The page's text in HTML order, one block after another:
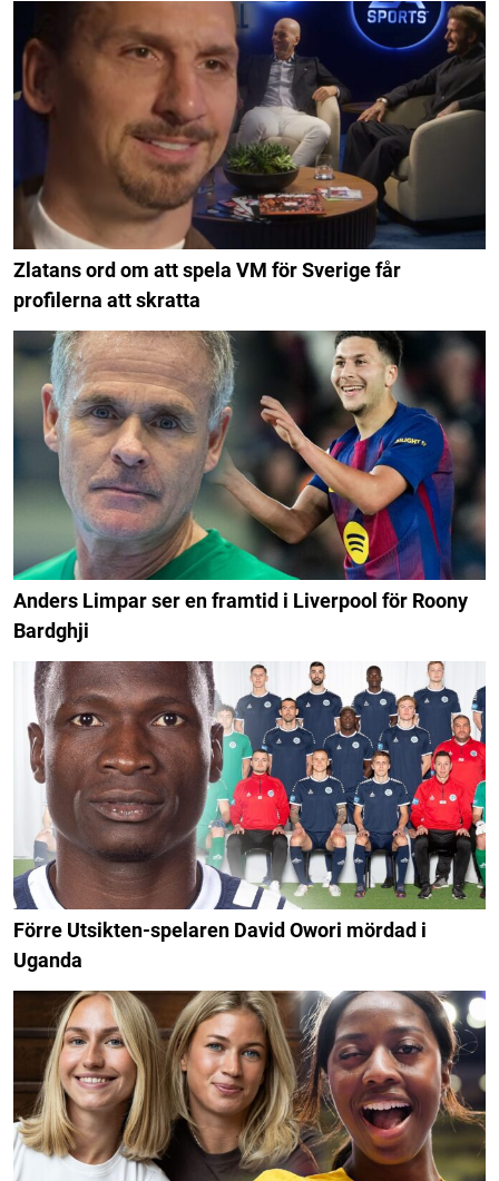
Zlatans ord om att spela VM för Sverige får
profilerna att skratta
Anders Limpar ser en framtid i Liverpool för Roony
Bardghji
Förre Utsikten-spelaren David Owori mördad i
Uganda